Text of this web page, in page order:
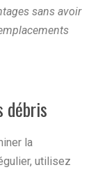
sans avoir
débris
la
utilisez